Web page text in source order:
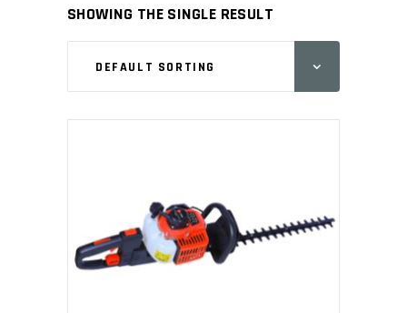
SHOWING THE SINGLE RESULT
DEFAULT SORTING
ADD TO CART